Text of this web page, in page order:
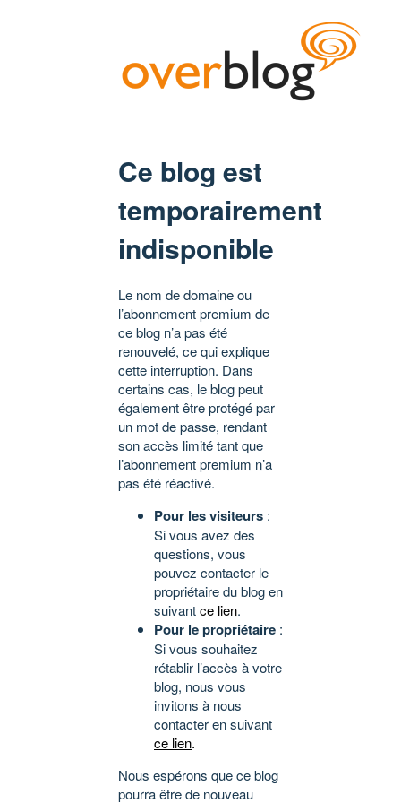
Ce blog est
temporairement
indisponible
Le nom de domaine ou
l’abonnement premium de
ce blog n’a pas été
renouvelé, ce qui explique
cette interruption. Dans
certains cas, le blog peut
également être protégé par
un mot de passe, rendant
son accès limité tant que
l’abonnement premium n’a
pas été réactivé.
Pour les visiteurs :
Si vous avez des
questions, vous
pouvez contacter le
propriétaire du blog en
suivantce lien.
Pour le propriétaire :
Si vous souhaitez
rétablir l’accès à votre
blog, nous vous
invitons à nous
contacter en suivant
ce lien.
Nous espérons que ce blog
pourra être de nouveau